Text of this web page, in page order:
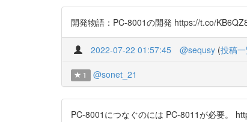
開発物語：PC-8001の開発 https://t.co/
2022-07-22 01:57:45 @sequsy (投稿
1 @sonet_21
PC-8001につなぐのには PC-8011が必要。